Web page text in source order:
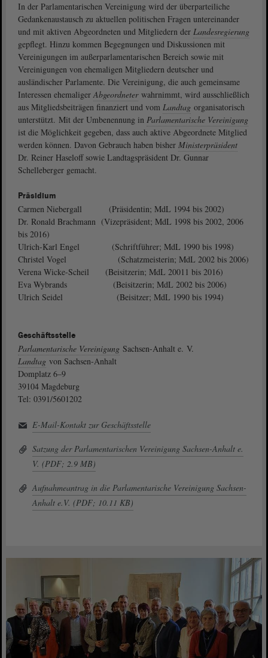
In der Parlamentarischen Vereinigung wird der überparteiliche
Gedankenaustausch zu aktuellen politischen Fragen untereinander
und mit aktiven Abgeordneten und Mitgliedern der Landesregierung
gepflegt. Hinzu kommen Begegnungen und Diskussionen mit
Vereinigungen im außerparlamentarischen Bereich sowie mit
Vereinigungen von ehemaligen Mitgliedern deutscher und
ausländischer Parlamente. Die Vereinigung, die auch gemeinsame
Interessen ehemaligerAbgeordneter wahrnimmt, wird ausschließlich
aus Mitgliedsbeiträgen finanziert und vom Landtag organisatorisch
unterstützt. Mit der Umbenennung in Parlamentarische Vereinigung
ist die Möglichkeit gegeben, dass auch aktive Abgeordnete Mitglied
werden können. Davon Gebrauch haben bisher Ministerpräsident
Dr. Reiner Haseloff sowie Landtagspräsident Dr. Gunnar
Schelleberger gemacht.
Präsidium
Carmen Niebergall (Präsidentin; MdL 1994 bis 2002)
Dr. Ronald Brachmann (Vizepräsident; MdL 1998 bis 2002, 2006
bis 2016)
Ulrich-Karl Engel (Schriftführer; MdL 1990 bis 1998)
Christel Vogel (Schatzmeisterin; MdL 2002 bis 2006)
Verena Wicke-Scheil (Beisitzerin; MdL 20011 bis 2016)
Eva Wybrands (Beisitzerin; MdL 2002 bis 2006)
Ulrich Seidel (Beisitzer; MdL 1990 bis 1994)
Geschäftsstelle
Parlamentarische Vereinigung Sachsen-Anhalt e. V.
Landtag von Sachsen-Anhalt
Domplatz 6–9
39104 Magdeburg
Tel: 0391/5601202
E-Mail-Kontakt zur Geschäftsstelle
Satzung der Parlamentarischen Vereinigung Sachsen-Anhalt e.
V. (PDF; 2.9 MB)
Aufnahmeantrag in die Parlamentarische Vereinigung Sachsen-
Anhalt e.V. (PDF; 10.11 KB)